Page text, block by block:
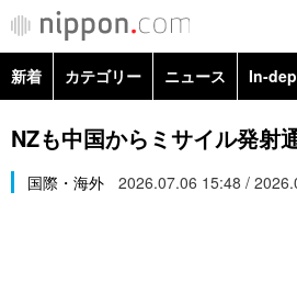
新着 カテゴリー ニュース In-
政治・外交
経済・ビジネス
NZも中国からミサイル発射
国際・海外 2026.07.06 15:48 /